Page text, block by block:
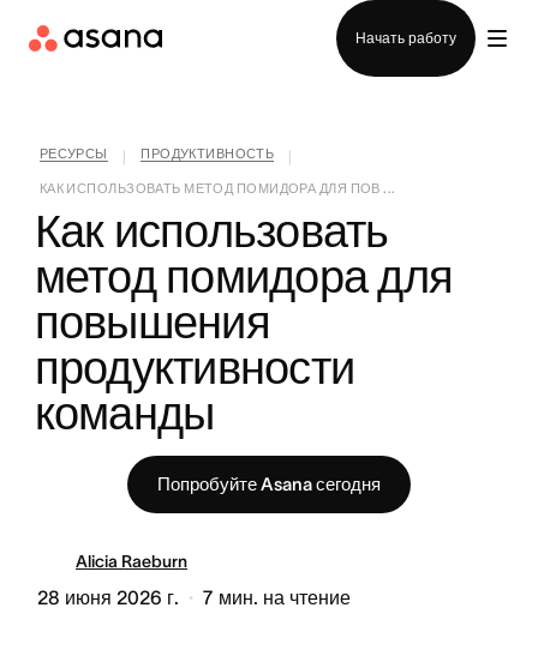
Начать работу
РЕСУРСЫ ПРОДУКТИВНОСТЬ
КАК ИСПОЛЬЗОВАТЬ МЕТОД ПОМИДОРА ДЛЯ ПОВ ...
Как использовать
метод помидора для
повышения
продуктивности
команды
Попробуйте Asana сегодня
Alicia Raeburn
28 июня 2026 г. 7 мин. на чтение